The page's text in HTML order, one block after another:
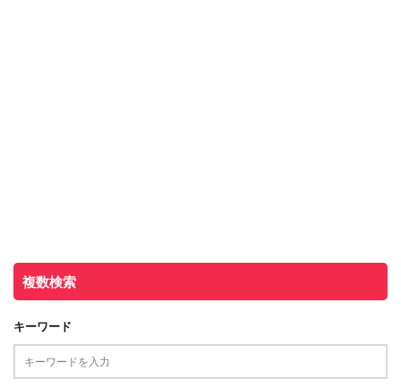
複数検索
キーワード